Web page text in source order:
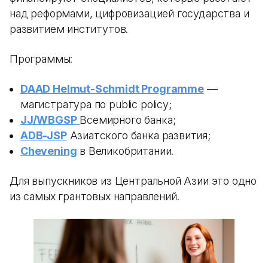
над реформами, цифровизацией государства и
развитием институтов.
Программы:
DAAD Helmut-Schmidt Programme—
магистратура по public policy;
JJ/WBGSP Всемирного банка;
ADB-JSPАзиатского банка развития;
Chevening в Великобритании.
Для выпускников из Центральной Азии это одно
из самых грантовых направлений.